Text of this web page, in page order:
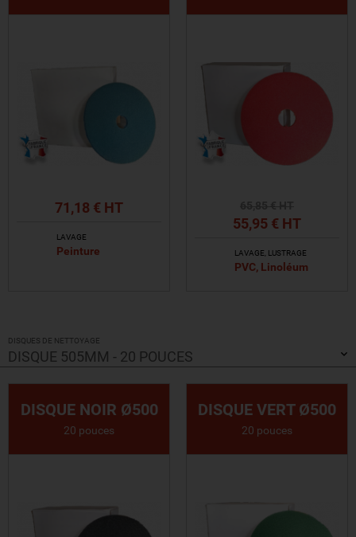
71,18 € HT
LAVAGE
Peinture
55,95 € HT
LAVAGE, LUSTRAGE
PVC, Linoléum
DISQUES DE NETTOYAGE
DISQUE 505MM - 20 POUCES
DISQUE NOIR Ø500
20 pouces
DISQUE VERT Ø500
20 pouces